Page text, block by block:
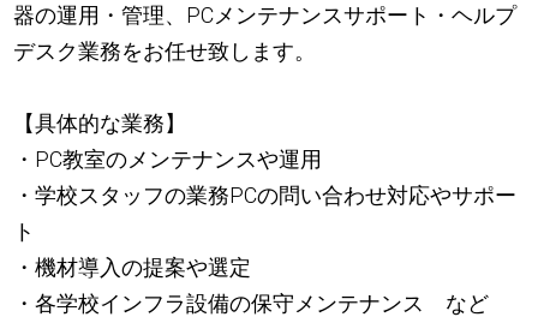
器の運用・管理、PCメンテナンスサポート・ヘルプ
デスク業務をお任せ致します。
【具体的な業務】
・PC教室のメンテナンスや運用
・学校スタッフの業務PCの問い合わせ対応やサポー
ト
・機材導入の提案や選定
・各学校インフラ設備の保守メンテナンス など